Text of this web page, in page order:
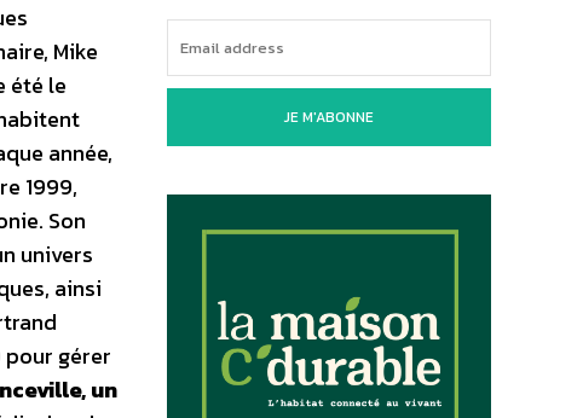
Mike
été le
année,
1999,
Son
univers
ainsi
pour gérer
un
JE M'ABONNE